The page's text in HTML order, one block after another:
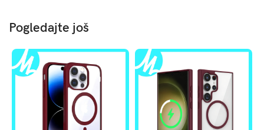
Pogledajte još